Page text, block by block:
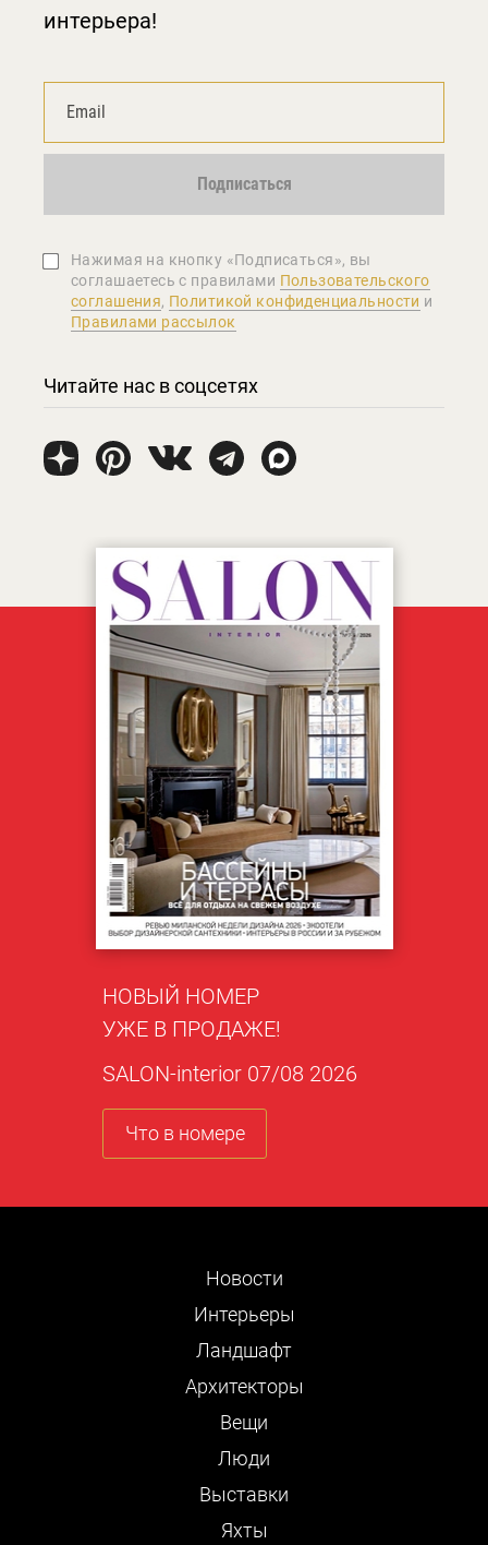
интерьера!
Подписаться
Нажимая на кнопку «Подписаться», вы
соглашаетеcь с правилами Пользовательского
соглашения, Политикой конфиденциальности и
Правилами рассылок
Читайте нас в соцсетях
НОВЫЙ НОМЕР
УЖЕ В ПРОДАЖЕ!
SALON-interior 07/08 2026
Что в номере
Новости
Интерьеры
Ландшафт
Архитекторы
Вещи
Люди
Выставки
Яхты